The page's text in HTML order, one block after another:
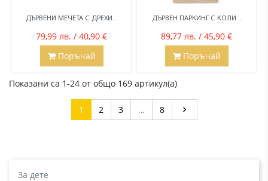
ДЪРВЕНИ МЕЧЕТА С ДРЕХИ...
79,99 лв. / 40,90 €
Поръчай
ДЪРВЕН ПАРКИНГ С КОЛИ...
89,77 лв. / 45,90 €
Поръчай
Показани са 1-24 от общо 169 артикул(а)
1 2 3 … 8 Напред

За дете